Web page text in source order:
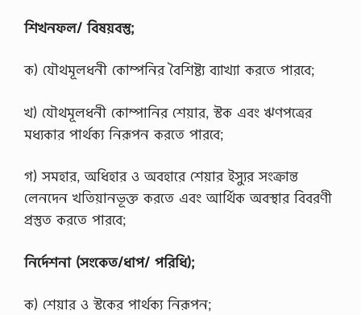
শিখনফল/ বিষয়বস্তু;
ক) যৌথমূলধনী কোম্পনির বৈশিষ্ট্য ব্যাখ্যা করতে পারবে;
খ) যৌথমূলধনী কোম্পানির শেয়ার, স্টক এবং ঋণপত্রের
মধ্যকার পার্থক্য নিরূপন করতে পারবে;
গ) সমহার, অধিহার ও অবহারে শেয়ার ইস্যুর সংক্রান্ত
লেনদেন খতিয়ানভূক্ত করতে এবং আর্থিক অবস্থার বিবরণী
প্রস্তুত করতে পারবে;
নির্দেশনা (সংকেত/ধাপ/ পরিধি);
ক) শেয়ার ও স্টকের পার্থক্য নিরূপন;